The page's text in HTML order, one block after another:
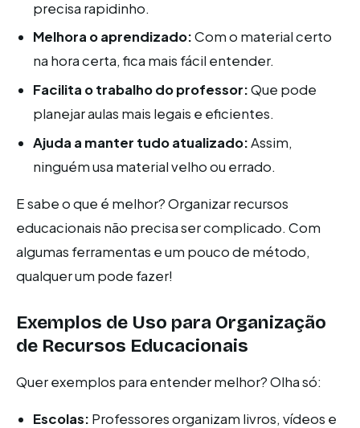
precisa rapidinho.
Melhora o aprendizado:Com o material certo
na hora certa, fica mais fácil entender.
Facilita o trabalho do professor:Que pode
planejar aulas mais legais e eficientes.
Ajuda a manter tudo atualizado:Assim,
ninguém usa material velho ou errado.
E sabe o que é melhor? Organizar recursos
educacionais não precisa ser complicado. Com
algumas ferramentas e um pouco de método,
qualquer um pode fazer!
Exemplos de Uso para Organização
de Recursos Educacionais
Quer exemplos para entender melhor? Olha só:
Escolas: Professores organizam livros, vídeos e